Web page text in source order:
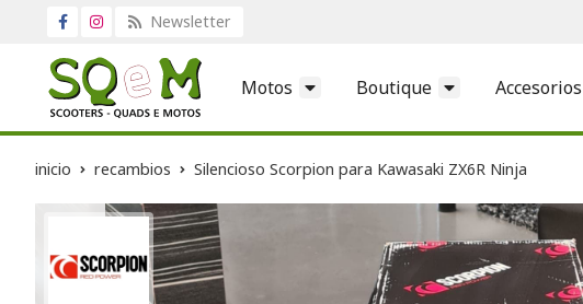
Newsletter
Motos Boutique Accesorios
inicio recambios Silencioso Scorpion para Kawasaki ZX6R Ninja